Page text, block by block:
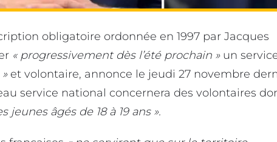
obligatoire ordonnée en 1997 par Jacques
« progressivement dès l’été prochain » un
et volontaire, annonce le jeudi 27 novembre
service national concernera des volontaires
âgés de 18 à 19 ans ».